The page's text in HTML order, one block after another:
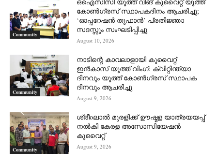
Community
ഒഐസിസി യൂത്ത് വിങ് കുവൈറ്റ് യൂത്ത്
കോൺഗ്രസ് സ്ഥാപകദിനം ആചരിച്ചു;
‘ഓപ്പറേഷൻ തൂഫാൻ’ പ്രതിജ്ഞാ
സദസ്സും സംഘടിപ്പിച്ചു
August 10, 2026
Community
നാടിന്റെ കാവലാളായി കുവൈറ്റ്
ഇൻകാസ് യൂത്ത് വിംഗ്: ക്വിറ്റിന്ത്യാ
ദിനവും യൂത്ത് കോൺഗ്രസ് സ്ഥാപക
ദിനവും ആചരിച്ചു
August 9, 2026
Community
ശ്രീoലാൽ മുരളിക്ക് ഊഷ്മള യാത്രയയപ്പ്
നൽകി കേരള അസോസിയേഷൻ
കുവൈറ്റ്
August 9, 2026